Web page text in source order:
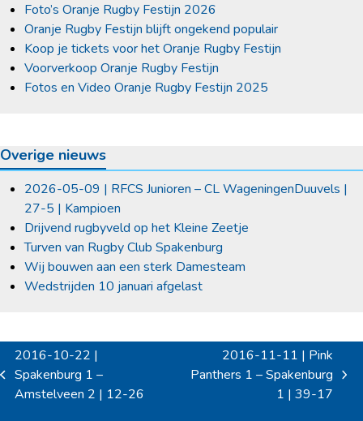
Foto’s Oranje Rugby Festijn 2026
Oranje Rugby Festijn blijft ongekend populair
Koop je tickets voor het Oranje Rugby Festijn
Voorverkoop Oranje Rugby Festijn
Fotos en Video Oranje Rugby Festijn 2025
Overige nieuws
2026-05-09 | RFCS Junioren – CL WageningenDuuvels |
27-5 | Kampioen
Drijvend rugbyveld op het Kleine Zeetje
Turven van Rugby Club Spakenburg
Wij bouwen aan een sterk Damesteam
Wedstrijden 10 januari afgelast
previous
post:
2016-10-22 |
Spakenburg 1 –
Amstelveen 2 | 12-26
next
2016-11-11 | Pink
Panthers 1 – Spakenburg
1 | 39-17